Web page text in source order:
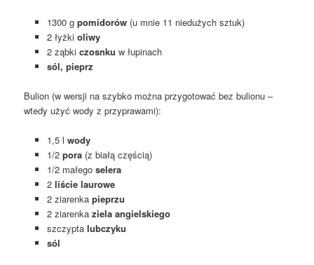
1300 g pomidorów(u mnie 11 niedużych sztuk)
2 łyżki oliwy
2 ząbki czosnku w łupinach
sól, pieprz
Bulion (w wersji na szybko można przygotować bez bulionu –
wtedy użyć wody z przyprawami):
1,5 l wody
1/2 pora(z białą częścią)
1/2 małego selera
2 liście laurowe
2 ziarenka pieprzu
2 ziarenka ziela angielskiego
szczypta lubczyku
sól